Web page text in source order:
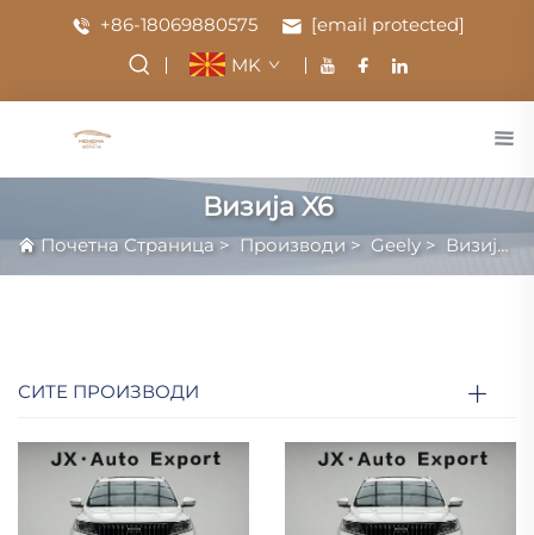
+86-18069880575
[email protected]
MK
Визија X6
Почетна Страница > Производи > Geely > Визија X6
СИТЕ ПРОИЗВОДИ